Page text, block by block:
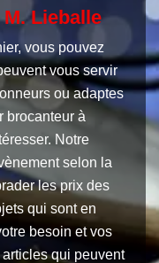
Lieballe
vous pouvez
vous servir
ou adaptes
brocanteur à
Notre
selon la
les prix des
qui sont en
besoin et vos
qui peuvent